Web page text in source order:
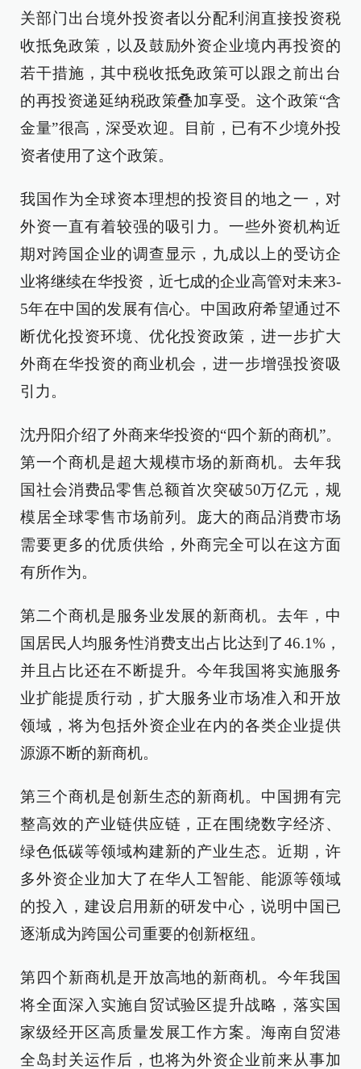
关部门出台境外投资者以分配利润直接投资税
收抵免政策，以及鼓励外资企业境内再投资的
若干措施，其中税收抵免政策可以跟之前出台
的再投资递延纳税政策叠加享受。这个政策“含
金量”很高，深受欢迎。目前，已有不少境外投
资者使用了这个政策。
我国作为全球资本理想的投资目的地之一，对
外资一直有着较强的吸引力。一些外资机构近
期对跨国企业的调查显示，九成以上的受访企
业将继续在华投资，近七成的企业高管对未来3-
5年在中国的发展有信心。中国政府希望通过不
断优化投资环境、优化投资政策，进一步扩大
外商在华投资的商业机会，进一步增强投资吸
引力。
沈丹阳介绍了外商来华投资的“四个新的商机”。
第一个商机是超大规模市场的新商机。去年我
国社会消费品零售总额首次突破50万亿元，规
模居全球零售市场前列。庞大的商品消费市场
需要更多的优质供给，外商完全可以在这方面
有所作为。
第二个商机是服务业发展的新商机。去年，中
国居民人均服务性消费支出占比达到了46.1%，
并且占比还在不断提升。今年我国将实施服务
业扩能提质行动，扩大服务业市场准入和开放
领域，将为包括外资企业在内的各类企业提供
源源不断的新商机。
第三个商机是创新生态的新商机。中国拥有完
整高效的产业链供应链，正在围绕数字经济、
绿色低碳等领域构建新的产业生态。近期，许
多外资企业加大了在华人工智能、能源等领域
的投入，建设启用新的研发中心，说明中国已
逐渐成为跨国公司重要的创新枢纽。
第四个新商机是开放高地的新商机。今年我国
将全面深入实施自贸试验区提升战略，落实国
家级经开区高质量发展工作方案。海南自贸港
全岛封关运作后，也将为外资企业前来从事加